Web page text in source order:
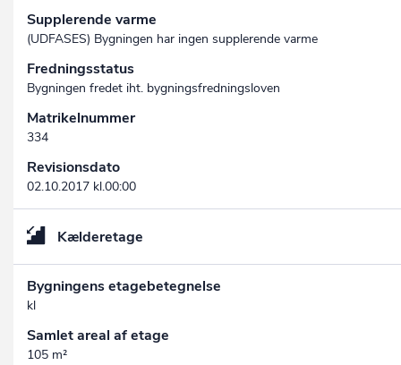
Supplerende varme
(UDFASES) Bygningen har ingen supplerende varme
Fredningsstatus
Bygningen fredet iht. bygningsfredningsloven
Matrikelnummer
334
Revisionsdato
02.10.2017 kl.00:00
Kælderetage
Bygningens etagebetegnelse
kl
Samlet areal af etage
105 m²